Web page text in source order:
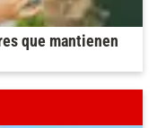
que mantienen